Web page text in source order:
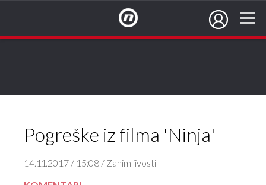
Pogreške iz filma 'Ninja'
14.11.2017 / 15:08 / Zanimljivosti